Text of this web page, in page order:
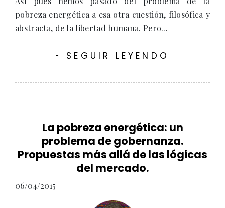
pobreza energética a esa otra cuestión, filosófica y
abstracta, de la libertad humana. Pero...
- SEGUIR LEYENDO
La pobreza energética: un
problema de gobernanza.
Propuestas más allá de las lógicas
del mercado.
06/04/2015